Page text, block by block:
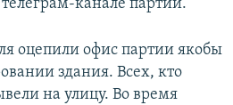
телеграм-канале партии.
оцепили офис партии якобы
здания. Всех, кто
на улицу. Во время